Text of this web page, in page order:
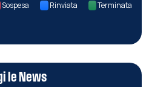
Sospesa Rinviata Terminata
le News